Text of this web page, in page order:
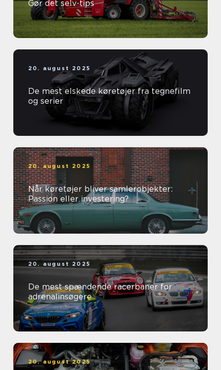
Gør det selv-tips
20. august 2025
De mest elskede køretøjer fra tegnefilm
og serier
20. august 2025
Når køretøjer bliver samlerobjekter:
Passion eller investering?
20. august 2025
De mest spændende racerbaner for
adrenalinsøgere
20. august 2025